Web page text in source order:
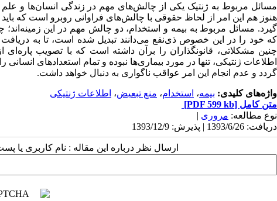
مسائل مربوط به ژنتیک یکی از چالش‌های مهم در زندگی انسان‌ها و
هنوز هم این امر از لحاظ حقوقی با چالش‌های فراوانی روبرو است که
گیرد. مسائل مربوط به بیمه و استخدام، دو چالش مهم در این
که خود را در این خصوص ذی‌نفع می‌دانند تبدیل شده است، تا به
چنین مشکلاتی، قانونگذاران را بر‌آن داشته است که با تصویب پاره‌ای
اطلاعات ژنتیکی، تنها در مورد بیماری‌ها نبوده و تمام استعدادهای
گردد و عدم انجام این امر عواقب ناگواری به دنبال خواهد داشت.
واژه‌های کلیدی: بیمه، استخدام، منع تبعیض، اطلاعات ژنتیکی
متن کامل [PDF 599 kb]
نوع مطالعه: مروری |
دریافت: 1393/6/26 | پذیرش: 1393/12/9
ارسال نظر درباره این مقاله : نام کاربری یا